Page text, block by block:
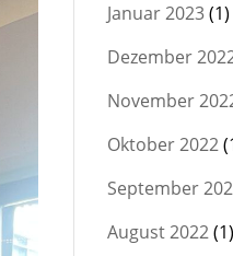
Januar 2023(1)
Dezember
November
Oktober 2022
September
August 2022(1)